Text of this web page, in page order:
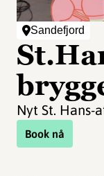
Sandefjord
Nyt St. Hans-
Book nå